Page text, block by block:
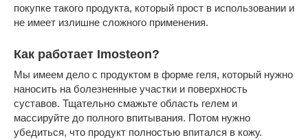
покупке такого продукта, который прост в использовании и
не имеет излишне сложного применения.
Как работает Imosteon?
Мы имеем дело с продуктом в форме геля, который нужно
наносить на болезненные участки и поверхность
суставов. Тщательно смажьте область гелем и
массируйте до полного впитывания. Потом нужно
убедиться, что продукт полностью впитался в кожу.